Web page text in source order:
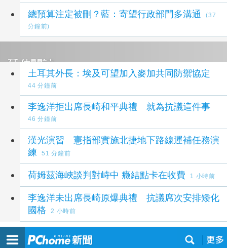
總預算注定被刪？藍：寄望行政部門多溝通
(37
分鐘前)
延伸閱讀
土耳其外長：埃及可望加入麥加共同防禦協定
44 分鐘前
李逸洋拒出席長崎和平典禮 就為抗議這件事
46 分鐘前
漢光演習 憲指部實施北捷地下路線運補任務演
練
51 分鐘前
荷姆茲海峽談判對峙中 癥結點卡在收費 1 小時前
李逸洋未出席長崎原爆典禮 抗議席次安排矮化
國格
2 小時前